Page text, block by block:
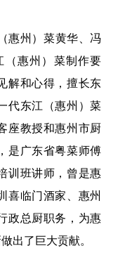
惠州）菜黄华、冯
（惠州）菜制作要
解和心得，擅长东
代东江（惠州）菜
座教授和惠州市厨
是广东省粤菜师傅
训班讲师，曾是惠
喜临门酒家、惠州
政总厨职务，为惠
出了巨大贡献。